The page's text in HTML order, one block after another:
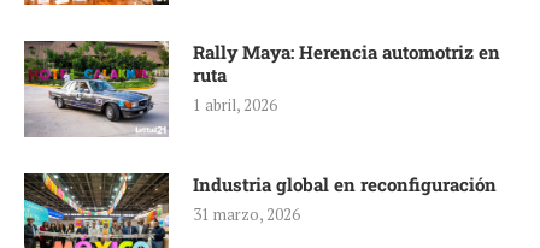
Rally Maya: Herencia automotriz en
ruta
1 abril, 2026
Industria global en reconfiguración
31 marzo, 2026